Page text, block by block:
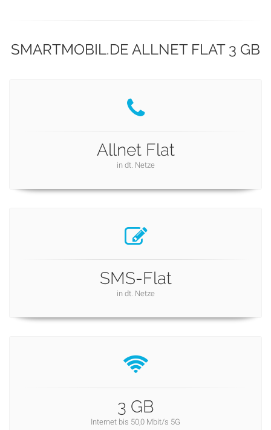
SMARTMOBIL.DE ALLNET FLAT 3 GB
Allnet Flat
in dt. Netze
SMS-Flat
in dt. Netze
3 GB
Internet bis 50,0 Mbit/s 5G